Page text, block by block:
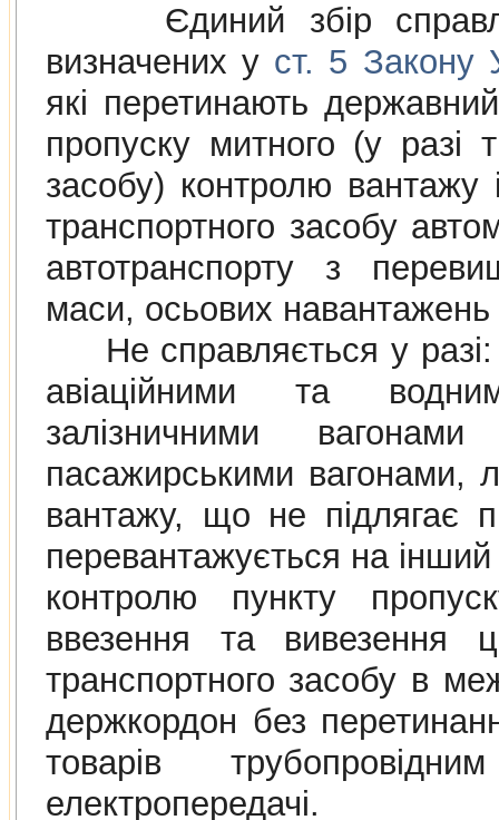
Єдиний збiр
визначених у ст. 5 Закону
якi перетинають
пропуску митного (у разi
засобу) контролю вантажу
транспортного засобу
автотранспорту з
маси, осьових
Не справляється у разi:
авiацiйними та
залiзничними
пасажирськими вагонами,
вантажу, що не пiдлягає
перевантажується на
контролю пункту
ввезення та вивезення
транспортного засобу в
держкордон без
товарiв
електропередачi.